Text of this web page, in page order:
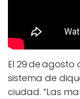
El 29 de agosto
sistema de
ciudad. “Las